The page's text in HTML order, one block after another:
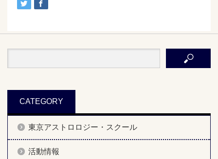
CATEGORY
東京アストロロジー・スクール
活動情報